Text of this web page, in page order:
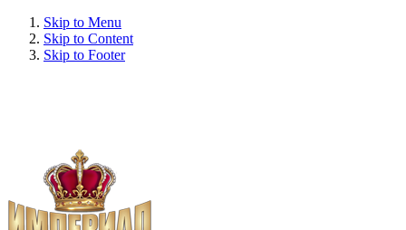
Skip to Menu
Skip to Content
Skip to Footer